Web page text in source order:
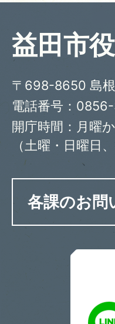
益田市
〒698-8650 島
電話番号：0856-
開庁時間：月曜
（土曜・日曜日
各課のお問